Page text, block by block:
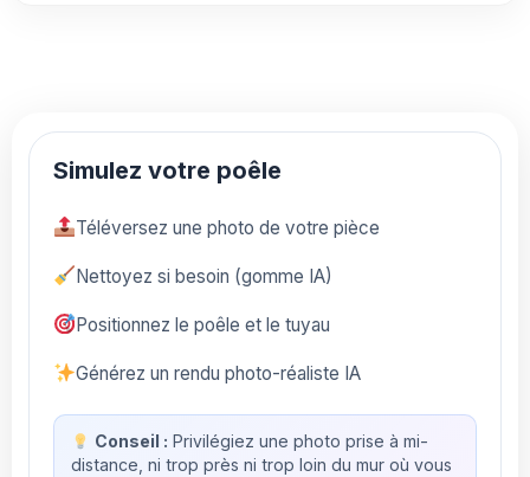
Simulez votre poêle
Téléversez une photo de votre pièce
Nettoyez si besoin (gomme IA)
Positionnez le poêle et le tuyau
Générez un rendu photo-réaliste IA
Conseil : Privilégiez une photo prise à mi-
distance, ni trop près ni trop loin du mur où vous